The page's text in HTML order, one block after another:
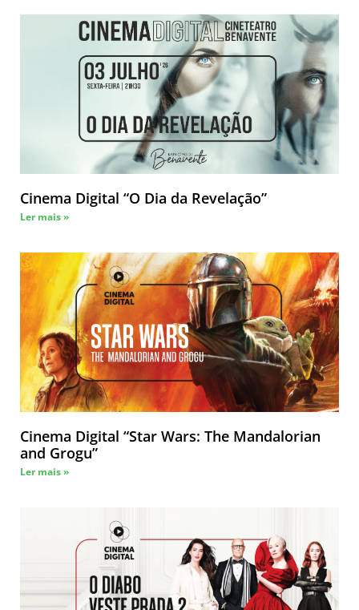
Cinema Digital “O Dia da Revelação”
Ler mais »
Cinema Digital “Star Wars: The Mandalorian
and Grogu”
Ler mais »